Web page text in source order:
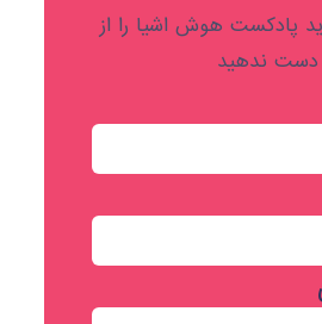
پادکست هوش اشیا را از
دست ندهید